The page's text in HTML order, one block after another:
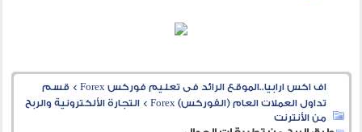
اف اكس ارابيا..الموقع الرائد فى تعليم فوركس Forex > قسم
تداول العملات العام (الفوركس) Forex
>التجارة الألكترونية والربح
من الأنترنت